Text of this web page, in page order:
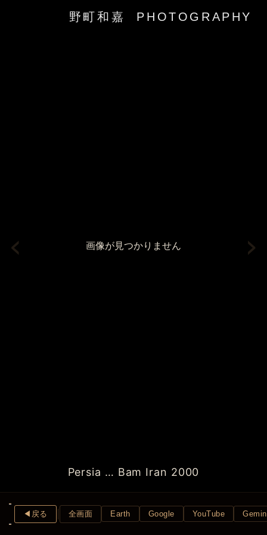
野町和嘉 PHOTOGRAPHY
‹
Persia … Bam Iran 2000
›
◀︎戻る 全画面 Earth Google YouTube